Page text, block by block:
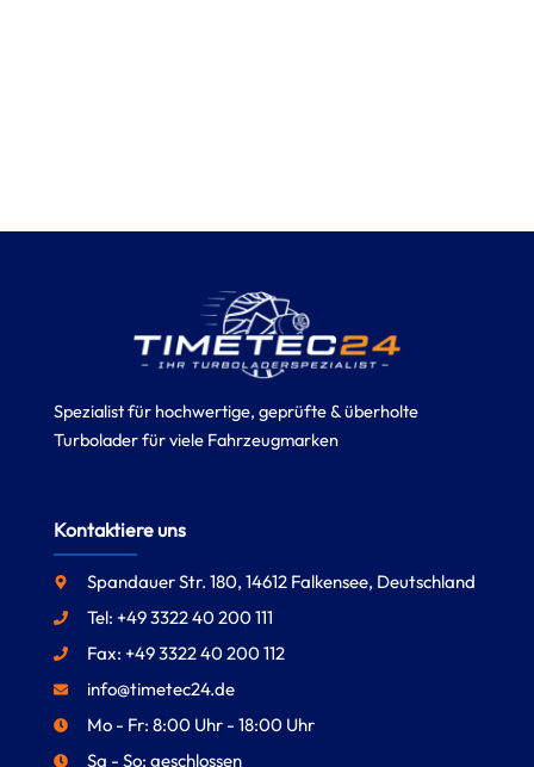
Spezialist für hochwertige, geprüfte & überholte
Turbolader für viele Fahrzeugmarken
Kontaktiere uns
Spandauer Str. 180, 14612 Falkensee, Deutschland
Tel: +49 3322 40 200 111
Fax: +49 3322 40 200 112
info@timetec24.de
Mo - Fr: 8:00 Uhr - 18:00 Uhr
Sa - So: geschlossen